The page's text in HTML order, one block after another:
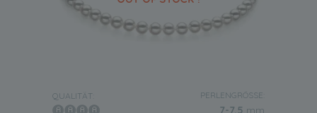
QUALITÄT: PERLENGRÖSSE:
7-7.5 mm